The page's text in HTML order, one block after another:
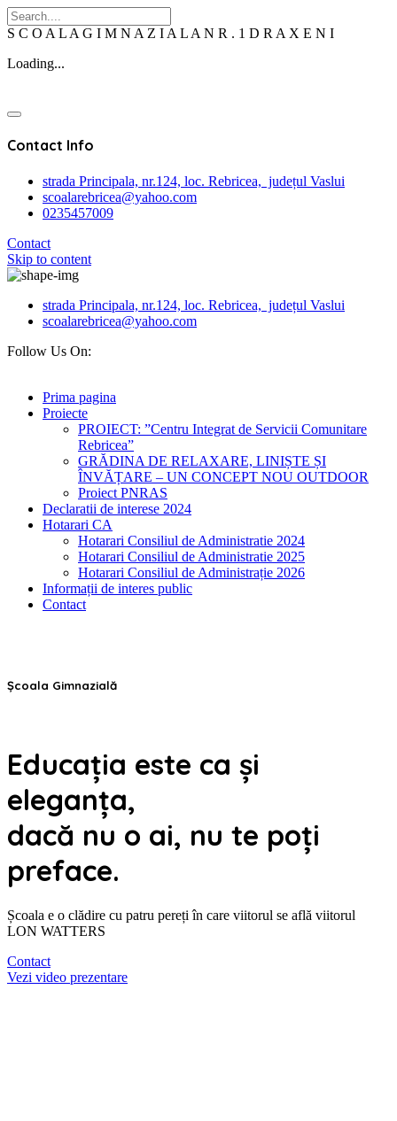
S C O A L A G I M N A Z I A L A N R . 1 D R A X E N I
Loading...
Contact Info
strada Principala, nr.124, loc. Rebricea, județul Vaslui
scoalarebricea@yahoo.com
0235457009
Contact
Skip to content
strada Principala, nr.124, loc. Rebricea, județul Vaslui
scoalarebricea@yahoo.com
Follow Us On:
Prima pagina
Proiecte
PROIECT: ”Centru Integrat de Servicii Comunitare
Rebricea”
GRĂDINA DE RELAXARE, LINIȘTE ȘI
ÎNVĂȚARE – UN CONCEPT NOU OUTDOOR
Proiect PNRAS
Declaratii de interese 2024
Hotarari CA
Hotarari Consiliul de Administratie 2024
Hotarari Consiliul de Administratie 2025
Hotarari Consiliul de Administrație 2026
Informații de interes public
Contact
Școala Gimnazială
Educația este ca și
eleganța,
dacă nu o ai, nu te poți
preface.
Școala e o clădire cu patru pereți în care viitorul se află viitorul
LON WATTERS
Contact
Vezi video prezentare